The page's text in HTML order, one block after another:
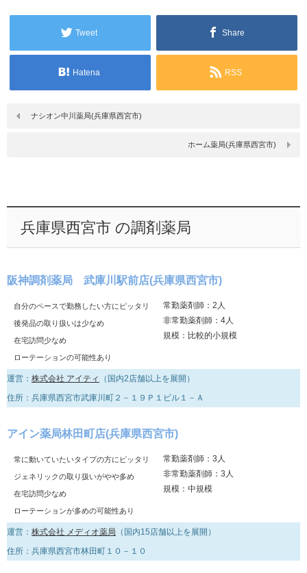
Tweet Share
Hatena RSS
ナシオン中川薬局(兵庫県西宮市)
ホーム薬局(兵庫県西宮市)
兵庫県西宮市 の調剤薬局
阪神調剤薬局 武庫川駅前店(兵庫県西宮市)
自分のペースで勤務したい方にピッタリ
後発品の取り扱いは少なめ
在宅訪問少なめ
ローテーションの可能性あり
常勤薬剤師：2人
非常勤薬剤師：4人
規模：比較的小規模
運営： 株式会社 アイティ
（国内2店舗以上を展開）
住所：兵庫県西宮市武庫川町２－１９Ｐ１ビル１－Ａ
アイン薬局林田町店(兵庫県西宮市)
常に動いていたいタイプの方にピッタリ
ジェネリックの取り扱いがやや多め
在宅訪問少なめ
ローテーションが多めの可能性あり
常勤薬剤師：3人
非常勤薬剤師：3人
規模：中規模
運営： 株式会社 メディオ薬局 （国内15店舗以上を展開）
住所：兵庫県西宮市林田町１０－１０